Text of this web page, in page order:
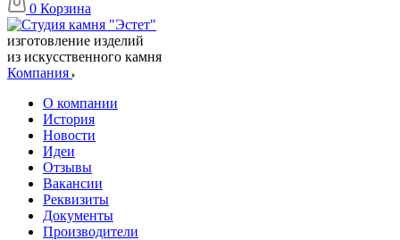
0 Корзина
изготовление изделий
из искусственного камня
Компания
О компании
История
Новости
Идеи
Отзывы
Вакансии
Реквизиты
Документы
Производители